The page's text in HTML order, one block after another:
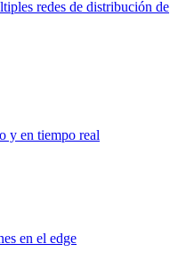
redes de distribución de
y en tiempo real
en el edge